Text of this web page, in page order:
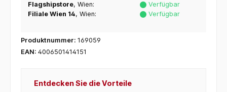
Flagshipstore, Wien:
Verfügbar
Filiale Wien 14, Wien: Verfügbar
Produktnummer: 169059
EAN: 4006501414151
Entdecken Sie die Vorteile